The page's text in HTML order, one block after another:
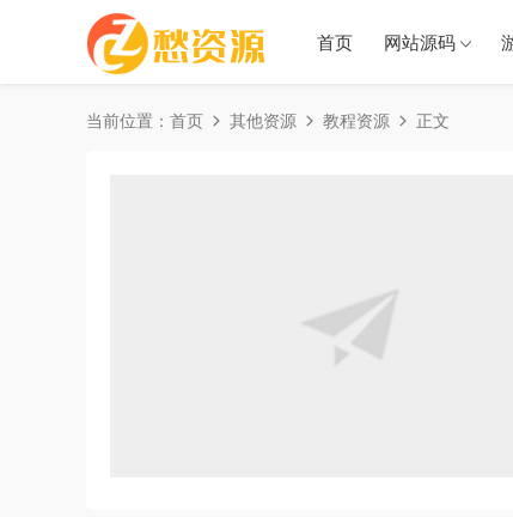
首页 网站源码
当前位置： 首页 其他资源 教程资源 正文